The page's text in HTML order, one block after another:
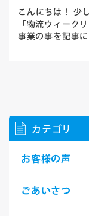
こんにちは！ 少
「物流ウィーク
事業の事を記事
カテゴリ
お客様の声
ごあいさつ